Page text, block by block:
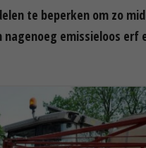
te beperken om zo
emissieloos erf